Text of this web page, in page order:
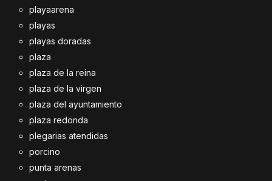
playaarena
playas
playas doradas
plaza
plaza de la reina
plaza de la virgen
plaza del ayuntamiento
plaza redonda
plegarias atendidas
porcino
punta arenas